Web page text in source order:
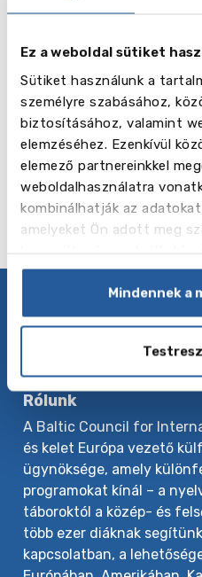
Ez a weboldal sütiket
Sütiket használunk a
személyre szabásához,
biztosításához, valamint
elemzéséhez. Ezenkívül
elemező partnereinkkel
weboldalhasználatra
kombinálhatják az
amelyeket Ön adott meg
Mindennek a
hungary@balticcouncil.org
Az alábbi utak indulnak
nyelvű Baltic Council
NAGY-BRITANNIA
2023.08.01. - 08.15. /
2023.08.01. - 08.15. /
Adatvédelmi
Rólunk
A Baltic Council for
és kelet Európa vezető
ügynöksége, amely
programokat kínál – a
táboroktól a közép- és
több ezer diáknak
kapcsolatban, a